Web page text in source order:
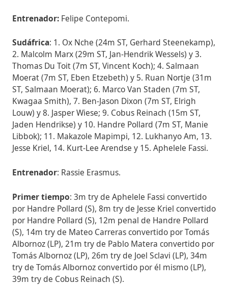
Entrenador: Felipe Contepomi.
Sudáfrica: 1. Ox Nche (24m ST, Gerhard Steenekamp),
2. Malcolm Marx (29m ST, Jan-Hendrik Wessels) y 3.
Thomas Du Toit (7m ST, Vincent Koch); 4. Salmaan
Moerat (7m ST, Eben Etzebeth) y 5. Ruan Nortje (31m
ST, Salmaan Moerat); 6. Marco Van Staden (7m ST,
Kwagaa Smith), 7. Ben-Jason Dixon (7m ST, Elrigh
Louw) y 8. Jasper Wiese; 9. Cobus Reinach (15m ST,
Jaden Hendrikse) y 10. Handre Pollard (7m ST, Manie
Libbok); 11. Makazole Mapimpi, 12. Lukhanyo Am, 13.
Jesse Kriel, 14. Kurt-Lee Arendse y 15. Aphelele Fassi.
Entrenador: Rassie Erasmus.
Primer tiempo: 3m try de Aphelele Fassi convertido
por Handre Pollard (S), 8m try de Jesse Kriel convertido
por Handre Pollard (S), 12m penal de Handre Pollard
(S), 14m try de Mateo Carreras convertido por Tomás
Albornoz (LP), 21m try de Pablo Matera convertido por
Tomás Albornoz (LP), 26m try de Joel Sclavi (LP), 34m
try de Tomás Albornoz convertido por él mismo (LP),
39m try de Cobus Reinach (S).